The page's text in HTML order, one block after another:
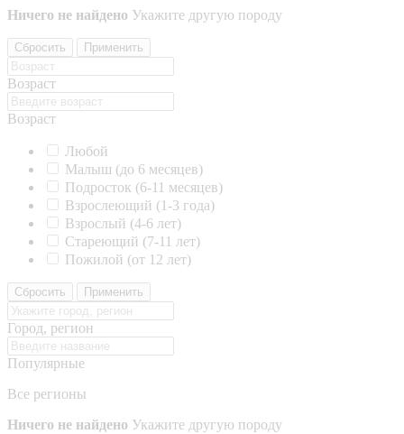
Ничего не найдено Укажите другую породу
Сбросить Применить
Возраст
Возраст
Любой
Малыш (до 6 месяцев)
Подросток (6-11 месяцев)
Взрослеющий (1-3 года)
Взрослый (4-6 лет)
Стареющий (7-11 лет)
Пожилой (от 12 лет)
Сбросить Применить
Город, регион
Популярные
Все регионы
Ничего не найдено Укажите другую породу